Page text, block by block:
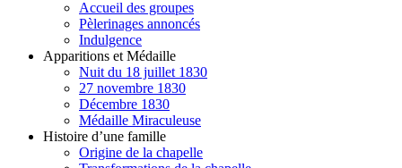
Accueil des groupes
Pèlerinages annoncés
Indulgence
Apparitions et Médaille
Nuit du 18 juillet 1830
27 novembre 1830
Décembre 1830
Médaille Miraculeuse
Histoire d’une famille
Origine de la chapelle